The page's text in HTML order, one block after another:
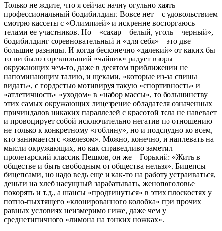
Только не ждите, что я сейчас начну огульно хаять
профессиональный бодибилдинг. Вовсе нет – с удовольствием
смотрю кассеты с «Олимпией» и искренне восторгаюсь
телами ее участников. Но – «сахар – белый, уголь – черный»,
бодибилдинг соревновательный и «для себя» – это две
большие разницы. И когда бесконечно «далекий» от каких бы
то ни было соревнований «чайник» радует взоры
окружающих чем-то, даже в десятом приближении не
напоминающим талию, и щеками, «которые из-за спины
видать», с гордостью мотивируя такую «спортивность» и
«атлетичность» «уходом» в «набор массы», то большинству
этих самых окружающих лицезрение обладателя означенных
причиндалов никаких параллелей с красотой тела не навевает
и провоцирует собой исключительно негатив по отношению
не только к конкретному «гоблину», но и подспудно ко всем,
кто занимается с «железом». Можно, конечно, и наплевать на
мысли окружающих, но как справедливо заметил
пролетарский классик Пешков, он же – Горький: «Жить в
обществе и быть свободным от общества нельзя». Бицепсы
бицепсами, но надо ведь еще и как-то на работу устраиваться,
деньги на хлеб насущный зарабатывать, женопоголовье
покорять и т.д., а шансы «продвинуться» в этих плоскостях у
потно-пыхтящего «клонированного колобка» при прочих
равных условиях неизмеримо ниже, даже чем у
среднетипичного «лимона на тонких ножках».